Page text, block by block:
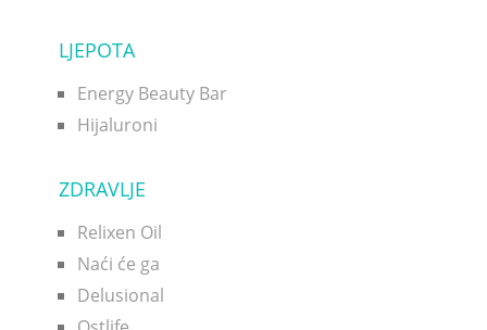
LJEPOTA
Energy Beauty Bar
Hijaluroni
ZDRAVLJE
Relixen Oil
Naći će ga
Delusional